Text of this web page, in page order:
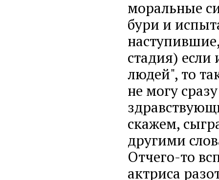
моральные
бури и
стадия) если
людей", то
не могу
скажем,
другими
Отчего-то
актриса